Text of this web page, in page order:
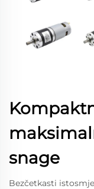
snage
Bezčetkasti